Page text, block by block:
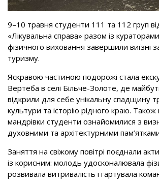
9–10 травня студенти 111 та 112 груп
«Лікувальна справа» разом із
фізичного виховання завершили виїзні
туризму.
Яскравою частиною подорожі стала
Вертеба в селі Більче-Золоте, де
відкрили для себе унікальну спадщину
культури та історію рідного краю. Також
мандрівки студенти ознайомилися з
духовними та архітектурними
Заняття на свіжому повітрі поєднали
із корисним: молодь удосконалювала
розвивала витривалість і гартувала